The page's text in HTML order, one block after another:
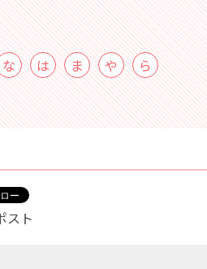
な は ま や
ら
スト